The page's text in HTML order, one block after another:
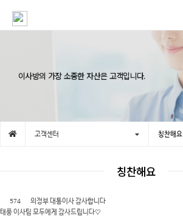
이사방의 가장 소중한 자산은 고객입니다.
고객센터 칭찬해요
칭찬해요
574 의정부 대통이사 감사합니다
태풍 이사팀 모두에게 감사드립니다♡